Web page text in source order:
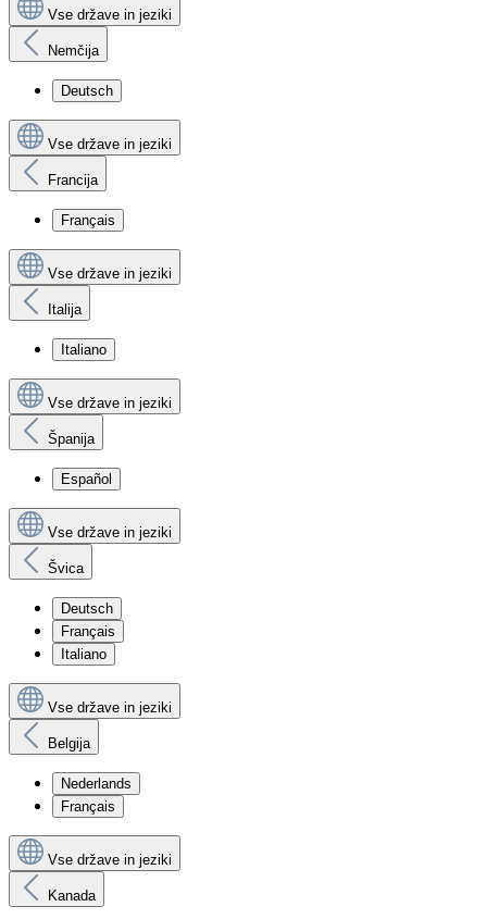
Vse države in jeziki
Nemčija
Deutsch
Vse države in jeziki
Francija
Français
Vse države in jeziki
Italija
Italiano
Vse države in jeziki
Španija
Español
Vse države in jeziki
Švica
Deutsch
Français
Italiano
Vse države in jeziki
Belgija
Nederlands
Français
Vse države in jeziki
Kanada